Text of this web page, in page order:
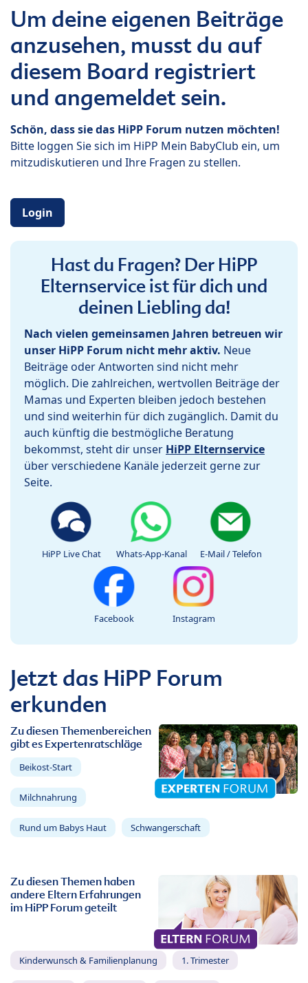
Um deine eigenen Beiträge
anzusehen, musst du auf
diesem Board registriert
und angemeldet sein.
Schön, dass sie das HiPP Forum nutzen möchten!
Bitte loggen Sie sich im HiPP Mein BabyClub ein, um
mitzudiskutieren und Ihre Fragen zu stellen.
Login
Hast du Fragen? Der HiPP
Elternservice ist für dich und
deinen Liebling da!
Nach vielen gemeinsamen Jahren betreuen wir
unser HiPP Forum nicht mehr aktiv. Neue
Beiträge oder Antworten sind nicht mehr
möglich. Die zahlreichen, wertvollen Beiträge der
Mamas und Experten bleiben jedoch bestehen
und sind weiterhin für dich zugänglich. Damit du
auch künftig die bestmögliche Beratung
bekommst, steht dir unser HiPP Elternservice
über verschiedene Kanäle jederzeit gerne zur
Seite.
HiPP Live Chat Whats-App-Kanal E-Mail / Telefon
Facebook Instagram
Jetzt das HiPP Forum
erkunden
Zu diesen Themenbereichen
gibt es Expertenratschläge
Beikost-Start
Milchnahrung
Rund um Babys Haut Schwangerschaft
Zu diesen Themen haben
andere Eltern Erfahrungen
im HiPP Forum geteilt
Kinderwunsch & Familienplanung 1. Trimester